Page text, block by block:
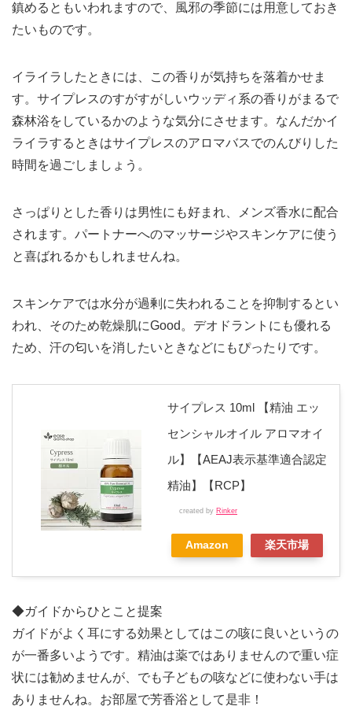
鎮めるともいわれますので、風邪の季節には用意しておき
たいものです。
イライラしたときには、この香りが気持ちを落着かせま
す。サイプレスのすがすがしいウッディ系の香りがまるで
森林浴をしているかのような気分にさせます。なんだかイ
ライラするときはサイプレスのアロマバスでのんびりした
時間を過ごしましょう。
さっぱりとした香りは男性にも好まれ、メンズ香水に配合
されます。パートナーへのマッサージやスキンケアに使う
と喜ばれるかもしれませんね。
スキンケアでは水分が過剰に失われることを抑制するとい
われ、そのため乾燥肌にGood。デオドラントにも優れる
ため、汗の匂いを消したいときなどにもぴったりです。
サイプレス 10ml 【精油 エッ
センシャルオイル アロマオイ
ル】【AEAJ表示基準適合認定
精油】【RCP】
created by Rinker
Amazon 楽天市場
◆ガイドからひとこと提案
ガイドがよく耳にする効果としてはこの咳に良いというの
が一番多いようです。精油は薬ではありませんので重い症
状には勧めませんが、でも子どもの咳などに使わない手は
ありませんね。お部屋で芳香浴として是非！